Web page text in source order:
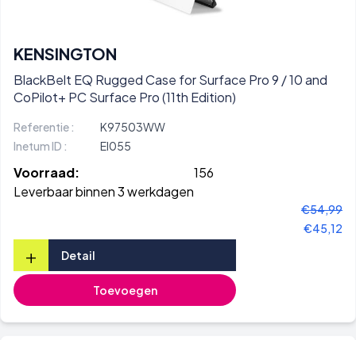
KENSINGTON
BlackBelt EQ Rugged Case for Surface Pro 9 / 10 and
CoPilot+ PC Surface Pro (11th Edition)
Referentie :
K97503WW
Inetum ID :
EI055
Voorraad:
156
Leverbaar binnen 3 werkdagen
€54,99
€45,12
+ Detail
Toevoegen